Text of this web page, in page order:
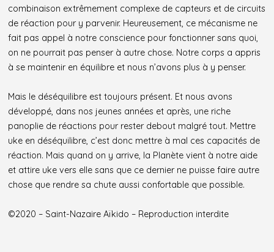
combinaison extrêmement complexe de capteurs et de circuits
de réaction pour y parvenir. Heureusement, ce mécanisme ne
fait pas appel à notre conscience pour fonctionner sans quoi,
on ne pourrait pas penser à autre chose. Notre corps a appris
à se maintenir en équilibre et nous n’avons plus à y penser.
Mais le déséquilibre est toujours présent. Et nous avons
développé, dans nos jeunes années et après, une riche
panoplie de réactions pour rester debout malgré tout. Mettre
uke en déséquilibre, c’est donc mettre à mal ces capacités de
réaction. Mais quand on y arrive, la Planète vient à notre aide
et attire uke vers elle sans que ce dernier ne puisse faire autre
chose que rendre sa chute aussi confortable que possible.
©2020 – Saint-Nazaire Aïkido – Reproduction interdite